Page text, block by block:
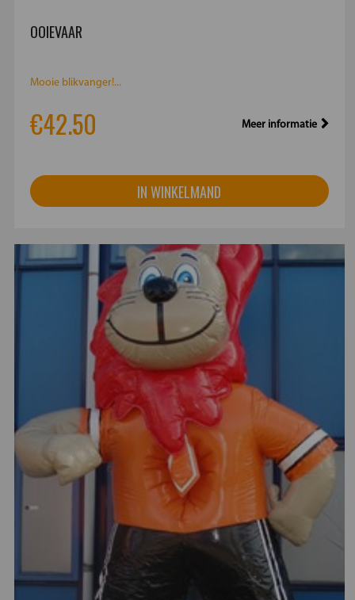
OOIEVAAR
Mooie blikvanger!...
€42.50 Meer informatie
IN WINKELMAND